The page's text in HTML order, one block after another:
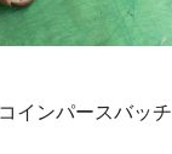
インパースバッチ